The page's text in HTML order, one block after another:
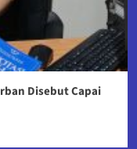
Disebut Capai